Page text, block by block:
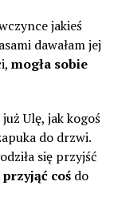
jakieś
dawałam jej
mogła sobie
Ulę, jak kogoś
do drzwi.
się przyjść
cośdo